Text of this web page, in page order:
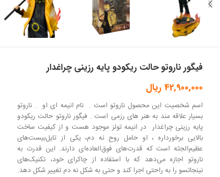
فیگور ناروتو حالت ریکودو پایه رزینی چراغدار
42,900,000 ریال
اسم شخصیت این محصول ناروتو است . نام انیمه ای او . ناروتو
بسیار علاقه مند به هنر های رزمی است . فیگور ناروتو حالت ریکودو
پایه رزینی چراغدار در انیمه تولز موجود هست و از کیفیت ساخت
بالایی برخورداره ، او حامل روح نه دم، یکی از تایل‌بیست‌های
عظیم‌الجثه است که قدرت‌های فوق‌العاده‌ای دارند. این قدرت به
ناروتو اجازه می‌دهد که با استفاده از چاکرای خود، تکنیک‌های
نینجاتسو را به راحتی اجرا کند و حتی به شکل نه دم تغییر شکل دهد.